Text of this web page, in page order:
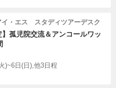
イ・エス スタディツアーデスク
】孤児院交流＆アンコールワッ
)~6日(日),他3日程